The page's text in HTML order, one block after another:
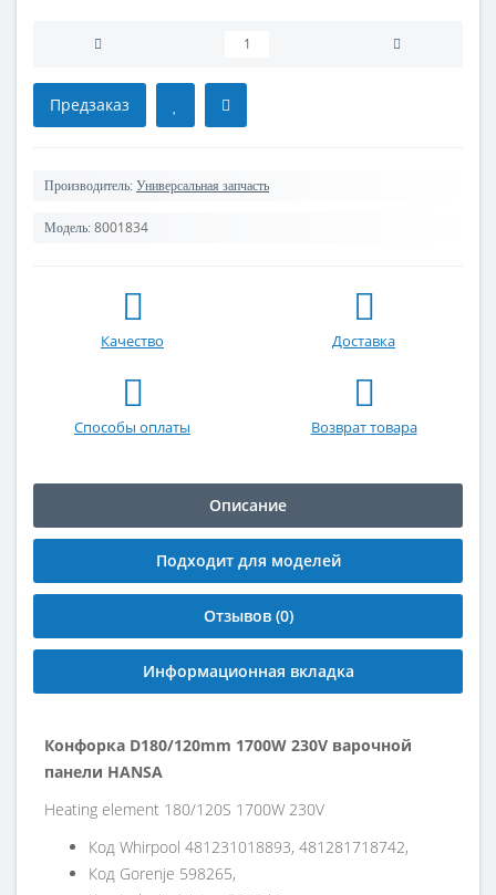
Предзаказ
Производитель: Универсальная запчасть
Модель: 8001834
Качество Доставка
Способы оплаты Возврат товара
Описание
Подходит для моделей
Отзывов (0)
Информационная вкладка
Конфорка D180/120mm 1700W 230V варочной
панели HANSA
Heating element 180/120S 1700W 230V
Код Whirpool 481231018893, 481281718742,
Код Gorenje 598265,